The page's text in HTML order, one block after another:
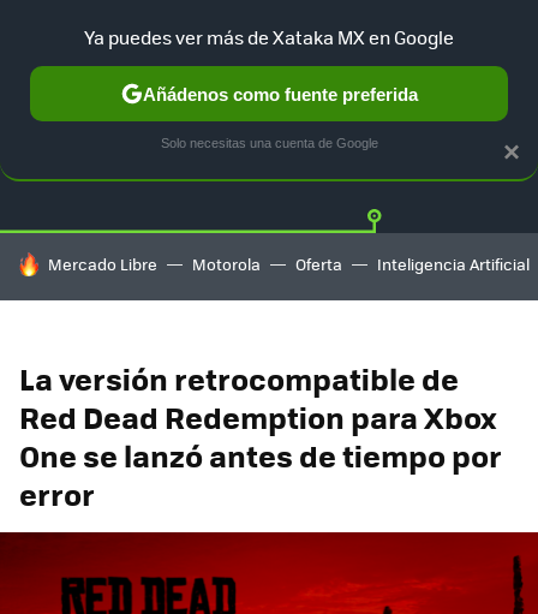
Twitter
HOY SE HABLA DE
Mercado Libre Motorola Oferta Inteligencia Artificial
La versión retrocompatible de
Red Dead Redemption para Xbox
One se lanzó antes de tiempo por
error
×
Ya puedes ver más de Xataka MX en Google
Añádenos como fuente preferida
Solo necesitas una cuenta de Google